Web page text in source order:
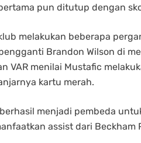
pun ditutup dengan
melakukan beberapa
Brandon Wilson di
VAR menilai Mustafic
kartu merah.
menjadi pembeda
assist dari Beckham